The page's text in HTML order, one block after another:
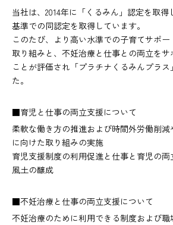
当社は、2014年に「くるみん」認定を取得
基準での同認定を取得しています。
このたび、より高い水準での子育てサポ
取り組みと、不妊治療と仕事との両立を
ことが評価され「プラチナくるみんプラ
た。
■育児と仕事の両立支援について
柔軟な働き方の推進および時間外労働削
に向けた取り組みの実施
育児支援制度の利用促進と仕事と育児の
風土の醸成
■不妊治療と仕事の両立支援について
不妊治療のために利用できる制度および